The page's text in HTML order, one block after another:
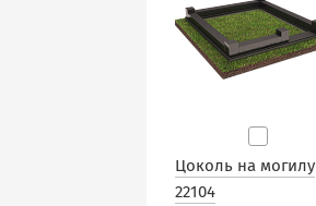
Цоколь на могилу
22104